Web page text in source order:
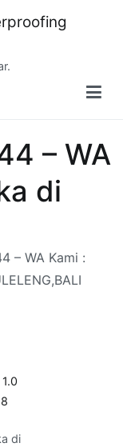
– WA
di
– WA Kami :
di